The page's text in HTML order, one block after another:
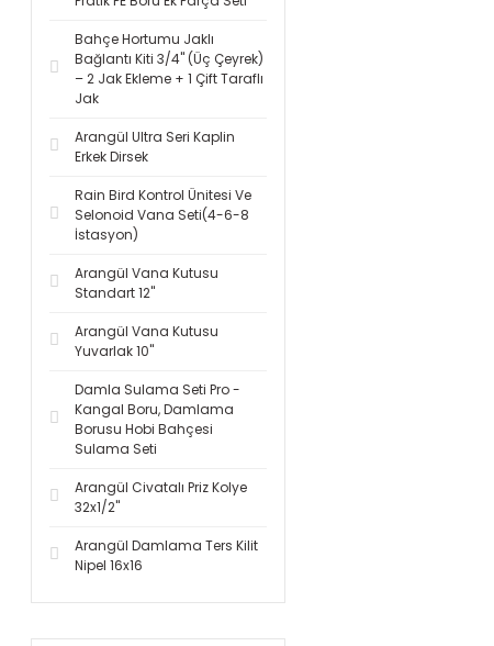
Bahçe Hortumu Jaklı
Bağlantı Kiti 3/4'' (Üç Çeyrek)
– 2 Jak Ekleme + 1 Çift Taraflı
Jak
Arangül Ultra Seri Kaplin
Erkek Dirsek
Rain Bird Kontrol Ünitesi Ve
Selonoid Vana Seti(4-6-8
İstasyon)
Arangül Vana Kutusu
Standart 12''
Arangül Vana Kutusu
Yuvarlak 10''
Damla Sulama Seti Pro -
Kangal Boru, Damlama
Borusu Hobi Bahçesi
Sulama Seti
Arangül Civatalı Priz Kolye
32x1/2''
Arangül Damlama Ters Kilit
Nipel 16x16